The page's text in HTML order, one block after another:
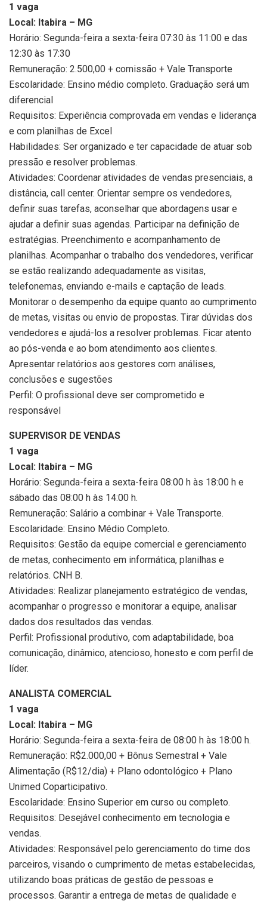
1 vaga
Local: Itabira – MG
Horário: Segunda-feira a sexta-feira 07:30 às 11:00 e das
12:30 às 17:30
Remuneração: 2.500,00 + comissão + Vale Transporte
Escolaridade: Ensino médio completo. Graduação será um
diferencial
Requisitos: Experiência comprovada em vendas e liderança
e com planilhas de Excel
Habilidades: Ser organizado e ter capacidade de atuar sob
pressão e resolver problemas.
Atividades: Coordenar atividades de vendas presenciais, a
distância, call center. Orientar sempre os vendedores,
definir suas tarefas, aconselhar que abordagens usar e
ajudar a definir suas agendas. Participar na definição de
estratégias. Preenchimento e acompanhamento de
planilhas. Acompanhar o trabalho dos vendedores, verificar
se estão realizando adequadamente as visitas,
telefonemas, enviando e-mails e captação de leads.
Monitorar o desempenho da equipe quanto ao cumprimento
de metas, visitas ou envio de propostas. Tirar dúvidas dos
vendedores e ajudá-los a resolver problemas. Ficar atento
ao pós-venda e ao bom atendimento aos clientes.
Apresentar relatórios aos gestores com análises,
conclusões e sugestões
Perfil: O profissional deve ser comprometido e
responsável
SUPERVISOR DE VENDAS
1 vaga
Local: Itabira – MG
Horário: Segunda-feira a sexta-feira 08:00 h às 18:00 h e
sábado das 08:00 h às 14:00 h.
Remuneração: Salário a combinar + Vale Transporte.
Escolaridade: Ensino Médio Completo.
Requisitos: Gestão da equipe comercial e gerenciamento
de metas, conhecimento em informática, planilhas e
relatórios. CNH B.
Atividades: Realizar planejamento estratégico de vendas,
acompanhar o progresso e monitorar a equipe, analisar
dados dos resultados das vendas.
Perfil: Profissional produtivo, com adaptabilidade, boa
comunicação, dinâmico, atencioso, honesto e com perfil de
líder.
ANALISTA COMERCIAL
1 vaga
Local: Itabira – MG
Horário: Segunda-feira a sexta-feira de 08:00 h às 18:00 h.
Remuneração: R$2.000,00 + Bônus Semestral + Vale
Alimentação (R$12/dia) + Plano odontológico + Plano
Unimed Coparticipativo.
Escolaridade: Ensino Superior em curso ou completo.
Requisitos: Desejável conhecimento em tecnologia e
vendas.
Atividades: Responsável pelo gerenciamento do time dos
parceiros, visando o cumprimento de metas estabelecidas,
utilizando boas práticas de gestão de pessoas e
processos. Garantir a entrega de metas de qualidade e